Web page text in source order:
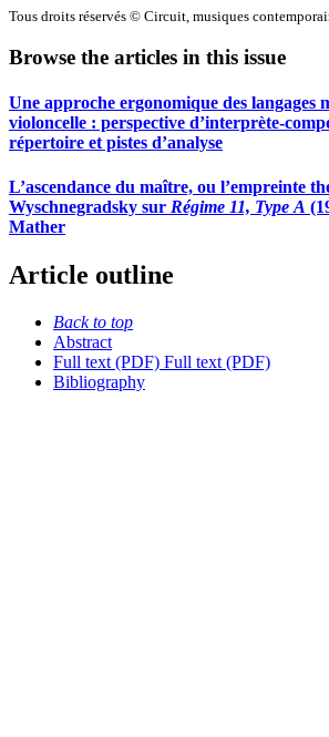
Tous droits réservés © Circuit, musiques
Browse the articles in this issue
Une approche ergonomique des langages
violoncelle : perspective d’interprète-
répertoire et pistes d’analyse
L’ascendance du maître, ou l’empreinte
Wyschnegradsky sur Régime 11, Type A
Mather
Article outline
Back to top
Abstract
Full text (PDF) Full text (PDF)
Bibliography